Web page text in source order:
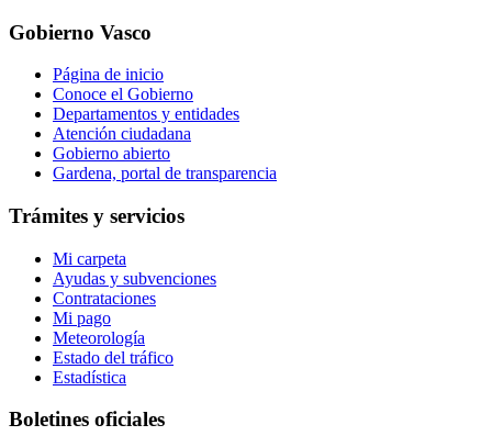
Gobierno Vasco
Página de inicio
Conoce el Gobierno
Departamentos y entidades
Atención ciudadana
Gobierno abierto
Gardena, portal de transparencia
Trámites y servicios
Mi carpeta
Ayudas y subvenciones
Contrataciones
Mi pago
Meteorología
Estado del tráfico
Estadística
Boletines oficiales